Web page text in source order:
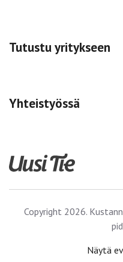
Tutustu yritykseen
Yhteistyössä
Copyright 2026.
Näytä